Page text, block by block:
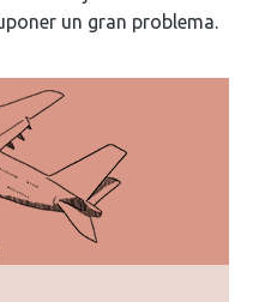
un gran problema.